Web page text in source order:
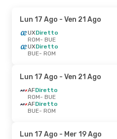
Lun 17 Ago - Ven 21 Ago
UXDiretto
ROM- BUE
UXDiretto
BUE- ROM
Lun 17 Ago - Ven 21 Ago
AFDiretto
ROM- BUE
AFDiretto
BUE- ROM
Lun 17 Ago - Mer 19 Ago